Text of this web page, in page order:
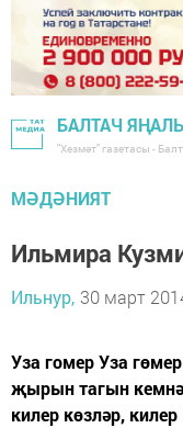
БАЛТАЧ
"Хезмәт" газетасы -
МӘДӘНИЯТ
Ильмира
Ильнур, 30 март
Уза гомер Уза
җырын тагын
килер көзләр,